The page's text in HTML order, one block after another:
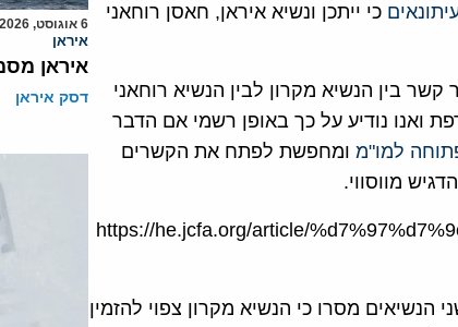
כי ייתכן ונשיא איראן, חאסן רוחאני
בין הנשיא מקרון לבין הנשיא רוחאני
ואנו נודיע על כך באופן רשמי אם הדבר
למו"מ ומחפשת לפתח את הקשרים
מווסווי.
https://he.jcfa.org/article/
בכירים לשני הנשיאים מסרו כי הנשיא מקרון צפוי להזמין
6 אוגוסט, 2026
איראן
איראן
דסק איראן